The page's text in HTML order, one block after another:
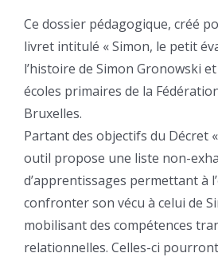
Ce dossier pédagogique, créé
livret intitulé « Simon, le petit
l’histoire de Simon Gronowski
écoles primaires de la
Bruxelles.
Partant des objectifs du Décret
outil propose une liste non-
d’apprentissages permettant à
confronter son vécu à celui de
mobilisant des compétences
relationnelles. Celles-ci